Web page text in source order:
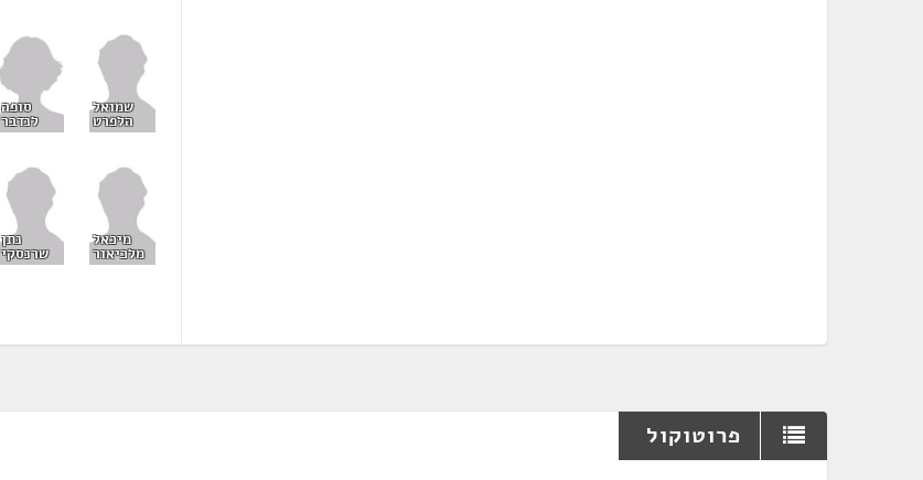
שמואל
הלפרט
סופה
לנדבר
מיכאל
מלכיאור
נתן
שרנסקי
פרוטוקול